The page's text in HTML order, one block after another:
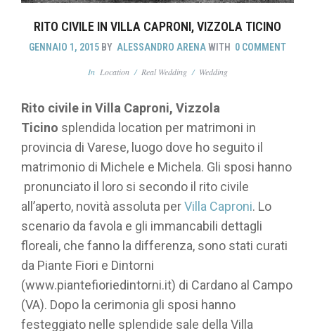
RITO CIVILE IN VILLA CAPRONI, VIZZOLA TICINO
GENNAIO 1, 2015 BY ALESSANDRO ARENAWITH 0 COMMENT
In Location/ Real Wedding/ Wedding
Rito civile in Villa Caproni, Vizzola
Ticino splendida location per matrimoni in
provincia di Varese, luogo dove ho seguito il
matrimonio di Michele e Michela. Gli sposi hanno
pronunciato il loro si secondo il rito civile
all’aperto, novità assoluta perVilla Caproni. Lo
scenario da favola e gli immancabili dettagli
floreali, che fanno la differenza, sono stati curati
da Piante Fiori e Dintorni
(www.piantefioriedintorni.it) di Cardano al Campo
(VA). Dopo la cerimonia gli sposi hanno
festeggiato nelle splendide sale della Villa